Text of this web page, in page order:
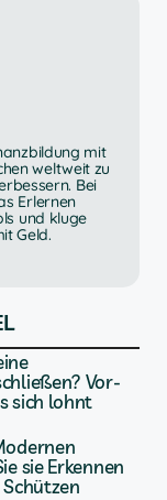
mit
weltweit zu
Bei
Erlernen
und kluge
Geld.
Vor-
sich lohnt
sie Erkennen